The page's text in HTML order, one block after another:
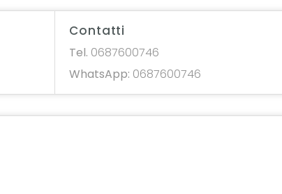
Contatti
Tel. 0687600746
WhatsApp: 0687600746